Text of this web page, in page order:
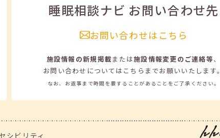
睡眠相談ナビ お問い合わせ先
お問い合わせはこちら
施設情報の新規掲載または施設情報変更のご連絡等、
お問い合わせについてはこちらまでお願いいたします。
なお、お返事まで時間を要することがあることをご了承ください。
シビリティ